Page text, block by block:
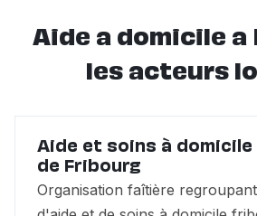
Aide a domicile a
les acteurs
Aide et soins à domicile
de Fribourg
Organisation faîtière